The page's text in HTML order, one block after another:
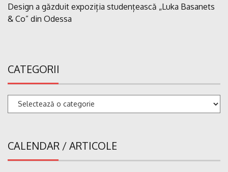
Design a găzduit expoziția studențească „Luka Basanets
& Co” din Odessa
CATEGORII
Categorii
CALENDAR / ARTICOLE